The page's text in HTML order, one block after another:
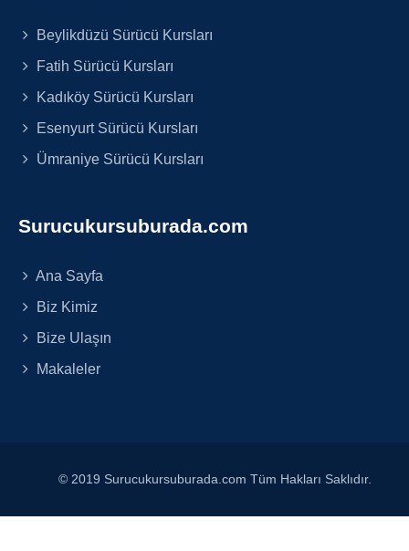
Beylikdüzü Sürücü Kursları
Fatih Sürücü Kursları
Kadıköy Sürücü Kursları
Esenyurt Sürücü Kursları
Ümraniye Sürücü Kursları
Surucukursuburada.com
Ana Sayfa
Biz Kimiz
Bize Ulaşın
Makaleler
© 2019 Surucukursuburada.com Tüm Hakları Saklıdır.